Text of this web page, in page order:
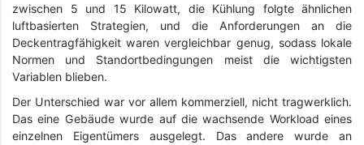
zwischen 5 und 15 Kilowatt, die Kühlung folgte ähnlichen
luftbasierten Strategien, und die Anforderungen an die
Deckentragfähigkeit waren vergleichbar genug, sodass lokale
Normen und Standortbedingungen meist die wichtigsten
Variablen blieben.
Der Unterschied war vor allem kommerziell, nicht tragwerklich.
Das eine Gebäude wurde auf die wachsende Workload eines
einzelnen Eigentümers ausgelegt. Das andere wurde an